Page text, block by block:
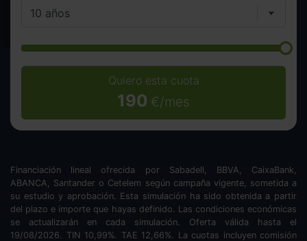
Quiero esta cuota
190 €/mes
Financiación lineal ofrecida por Sabadell, BBVA, CaixaBank,
ABANCA, Santander o Cetelem según campaña vigente, sometida a
su estudio y aprobación. Esta simulación ha sido obtenida a partir
del plazo e importe que hayas definido. Las condiciones económicas
se actualizarán en cada simulación. Oferta válida hasta el
19/08/2026. TIN 10,99%. TAE 12,66%. La cuotas incluyen comisión